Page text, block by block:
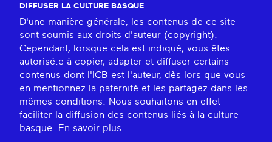
DIFFUSER LA CULTURE BASQUE
D'une manière générale, les contenus de ce site
sont soumis aux droits d'auteur (copyright).
Cependant, lorsque cela est indiqué, vous êtes
autorisé.e à copier, adapter et diffuser certains
contenus dont l'ICB est l'auteur, dès lors que vous
en mentionnez la paternité et les partagez dans les
mêmes conditions. Nous souhaitons en effet
faciliter la diffusion des contenus liés à la culture
basque.
En savoir plus